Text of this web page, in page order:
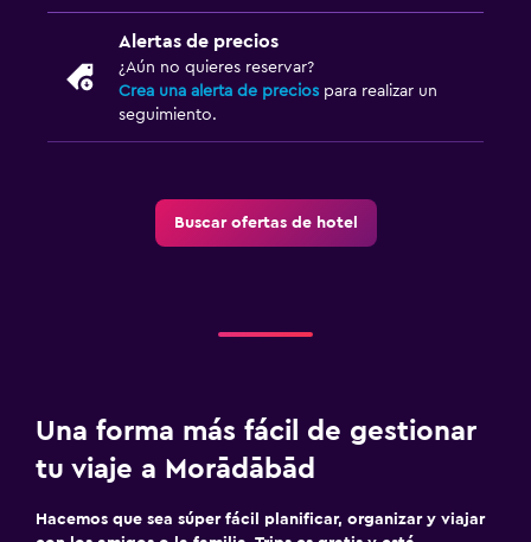
Alertas de precios
¿Aún no quieres reservar?
Crea una alerta de precios para realizar un
seguimiento.
Buscar ofertas de hotel
Una forma más fácil de gestionar
tu viaje a Morādābād
Hacemos que sea súper fácil planificar, organizar y viajar